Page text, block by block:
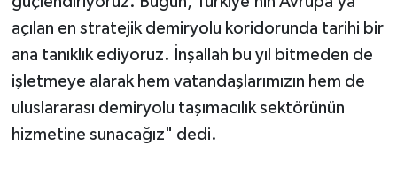
açılan en stratejik demiryolu koridorunda tarihi bir
ana tanıklık ediyoruz. İnşallah bu yıl bitmeden de
işletmeye alarak hem vatandaşlarımızın hem de
uluslararası demiryolu taşımacılık sektörünün
hizmetine sunacağız" dedi.